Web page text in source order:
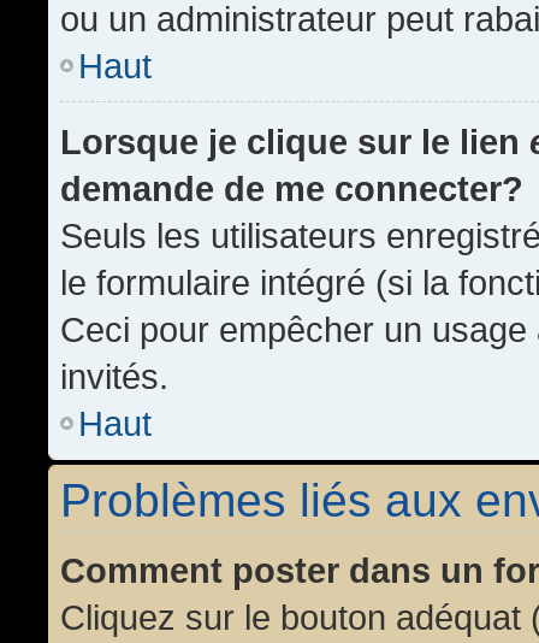
ou un administrateur peut
Haut
Lorsque je clique sur le lien
demande de me connecter?
Seuls les utilisateurs
le formulaire intégré (si la
Ceci pour empêcher un
invités.
Haut
Problèmes liés aux
Comment poster dans un
Cliquez sur le bouton